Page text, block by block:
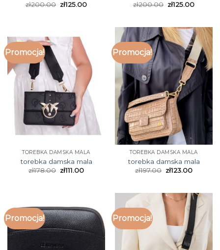
zł200.00 zł125.00
zł200.00 zł125.00
Promocja!
TOREBKA DAMSKA MALA
torebka damska mala
zł178.00 zł111.00
Promocja!
TOREBKA DAMSKA MALA
torebka damska mala
zł197.00 zł123.00
Promocja! Promocja!